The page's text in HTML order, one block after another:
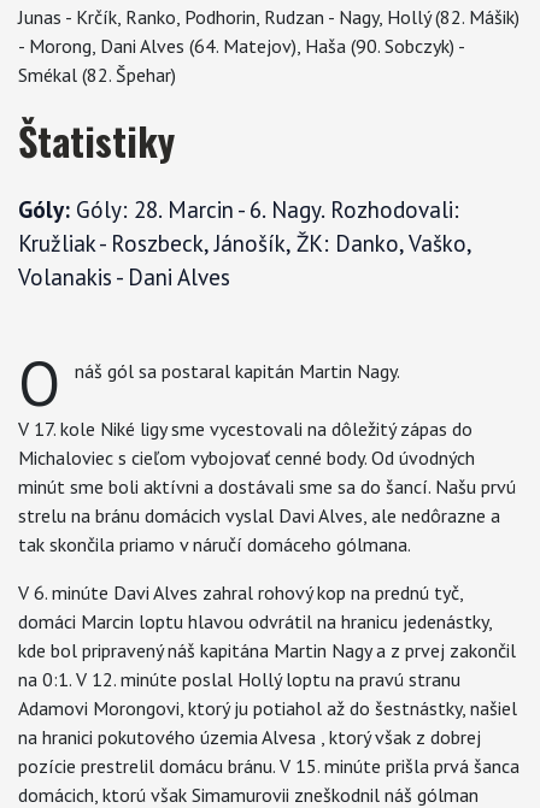
Junas - Krčík, Ranko, Podhorin, Rudzan - Nagy, Hollý (82. Mášik)
- Morong, Dani Alves (64. Matejov), Haša (90. Sobczyk) -
Smékal (82. Špehar)
Štatistiky
Góly: Góly: 28. Marcin - 6. Nagy. Rozhodovali:
Kružliak - Roszbeck, Jánošík, ŽK: Danko, Vaško,
Volanakis - Dani Alves
O náš gól sa postaral kapitán Martin Nagy.
V 17. kole Niké ligy sme vycestovali na dôležitý zápas do
Michaloviec s cieľom vybojovať cenné body. Od úvodných
minút sme boli aktívni a dostávali sme sa do šancí. Našu prvú
strelu na bránu domácich vyslal Davi Alves, ale nedôrazne a
tak skončila priamo v náručí domáceho gólmana.
V 6. minúte Davi Alves zahral rohový kop na prednú tyč,
domáci Marcin loptu hlavou odvrátil na hranicu jedenástky,
kde bol pripravený náš kapitána Martin Nagy a z prvej zakončil
na 0:1. V 12. minúte poslal Hollý loptu na pravú stranu
Adamovi Morongovi, ktorý ju potiahol až do šestnástky, našiel
na hranici pokutového územia Alvesa , ktorý však z dobrej
pozície prestrelil domácu bránu. V 15. minúte prišla prvá šanca
domácich, ktorú však Simamurovii zneškodnil náš gólman